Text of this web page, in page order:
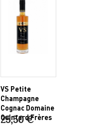
VS Petite
Champagne
Cognac Domaine
Quintard Frères
25,50 €